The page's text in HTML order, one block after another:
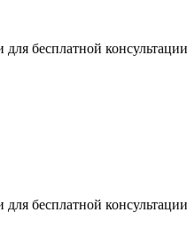
бесплатной
бесплатной